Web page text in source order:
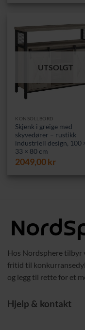
UTSOLGT
KONSOLLBORD
Skjenk i greige med
skyvedører – rustikk
industriell design, 100
33 × 80 cm
2049,00kr
Hos Nordsphere tilbyr
fritid til
og legg til rette for et
Hjelp & kontakt